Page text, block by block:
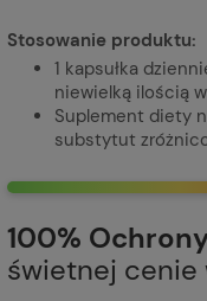
Stosowanie produktu:
1 kapsułka
niewielką ilością
Suplement diety
substytut
100%
świetnej cenie